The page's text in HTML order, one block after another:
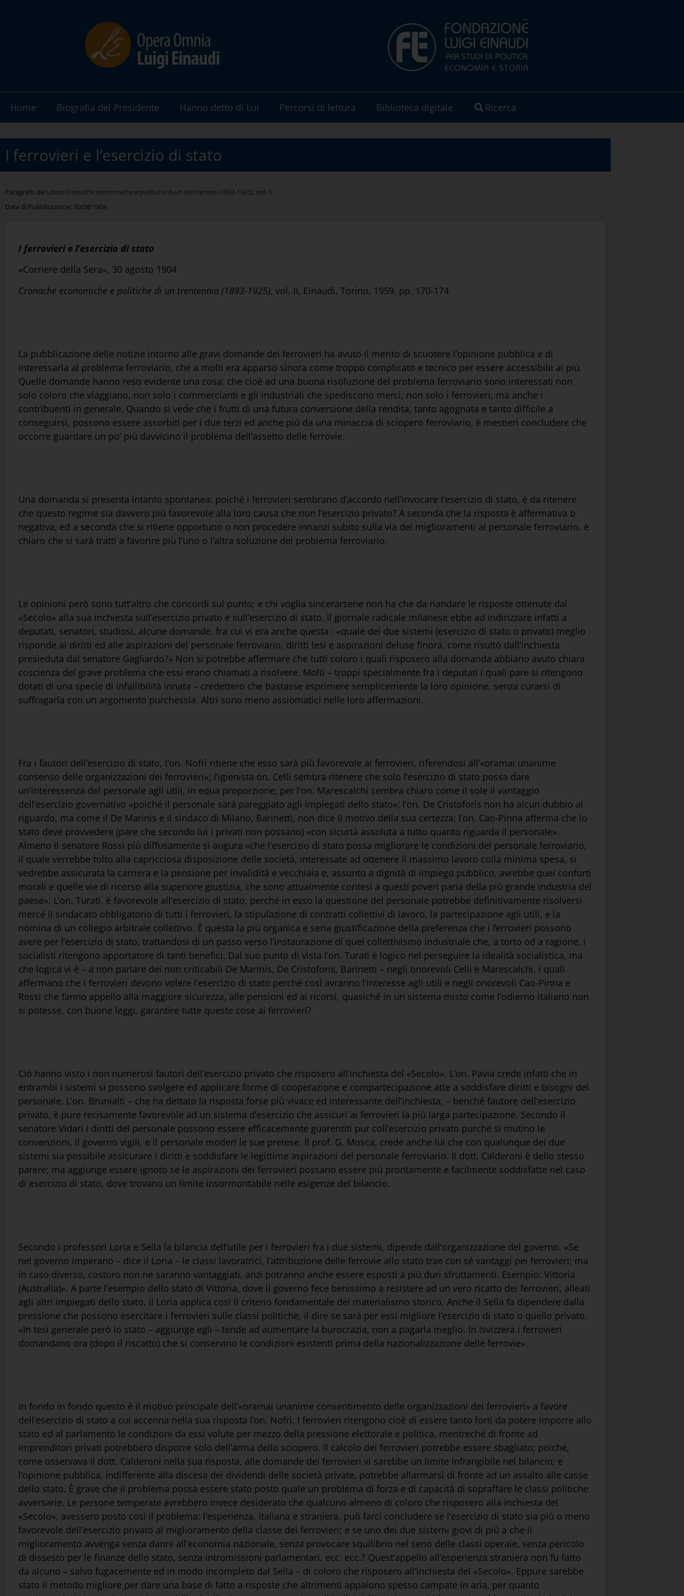
Home Biografia del Presidente Hanno detto di Lui Percorsi di lettura Biblioteca digitale Ricerca
I ferrovieri e l’esercizio di stato
Paragrafo del Libro: Cronache economiche e politiche di un trentennio (1893-1925), vol. II
Data di Pubblicazione: 30/08/1904
I ferrovieri e l’esercizio di stato
«Corriere della Sera», 30 agosto 1904
Cronache economiche e politiche di un trentennio (1893-1925), vol. II, Einaudi, Torino, 1959, pp. 170-174
La pubblicazione delle notizie intorno alle gravi domande dei ferrovieri ha avuto il merito di scuotere l’opinione pubblica e di
interessarla al problema ferroviario, che a molti era apparso sinora come troppo complicato e tecnico per essere accessibile ai più.
Quelle domande hanno reso evidente una cosa: che cioè ad una buona risoluzione del problema ferroviario sono interessati non
solo coloro che viaggiano, non solo i commercianti e gli industriali che spediscono merci, non solo i ferrovieri, ma anche i
contribuenti in generale. Quando si vede che i frutti di una futura conversione della rendita, tanto agognata e tanto difficile a
conseguirsi, possono essere assorbiti per i due terzi ed anche più da una minaccia di sciopero ferroviario, è mestieri concludere che
occorre guardare un po’ più davvicino il problema dell’assetto delle ferrovie.
Una domanda si presenta intanto spontanea: poiché i ferrovieri sembrano d’accordo nell’invocare l’esercizio di stato, è da ritenere
che questo regime sia davvero più favorevole alla loro causa che non l’esercizio privato? A seconda che la risposta è affermativa o
negativa, ed a seconda che si ritiene opportuno o non procedere innanzi subito sulla via dei miglioramenti al personale ferroviario, è
chiaro che si sarà tratti a favorire più l’uno o l’altra soluzione del problema ferroviario.
Le opinioni però sono tutt’altro che concordi sul punto; e chi voglia sincerarsene non ha che da riandare le risposte ottenute dal
«Secolo» alla sua inchiesta sull’esercizio privato e sull’esercizio di stato. Il giornale radicale milanese ebbe ad indirizzare infatti a
deputati, senatori, studiosi, alcune domande, fra cui vi era anche questa : «quale dei due sistemi (esercizio di stato o privato) meglio
risponde ai diritti ed alle aspirazioni del personale ferroviario, diritti lesi e aspirazioni deluse finora, come risultò dall’inchiesta
presieduta dal senatore Gagliardo?» Non si potrebbe affermare che tutti coloro i quali risposero alla domanda abbiano avuto chiara
coscienza del grave problema che essi erano chiamati a risolvere. Molti – troppi specialmente fra i deputati i quali pare si ritengono
dotati di una specie di infallibilità innata – credettero che bastasse esprimere semplicemente la loro opinione, senza curarsi di
suffragarla con un argomento purchessia. Altri sono meno assiomatici nelle loro affermazioni.
Fra i fautori dell’esercizio di stato, l’on. Nofri ritiene che esso sarà più favorevole ai ferrovieri, riferendosi all’«oramai unanime
consenso delle organizzazioni dei ferrovieri»; l’igienista on. Celli sembra ritenere che solo l’esercizio di stato possa dare
un’interessenza del personale agli utili, in equa proporzione; per l’on. Marescalchi sembra chiaro come il sole il vantaggio
dell’esercizio governativo «poiché il personale sarà pareggiato agli impiegati dello stato»; l’on. De Cristoforis non ha alcun dubbio al
riguardo, ma come il De Marinis e il sindaco di Milano, Barinetti, non dice il motivo della sua certezza; l’on. Cao-Pinna afferma che lo
stato deve provvedere (pare che secondo lui i privati non possano) «con sicurtà assoluta a tutto quanto riguarda il personale».
Almeno il senatore Rossi più diffusamente si augura «che l’esercizio di stato possa migliorare le condizioni del personale ferroviario,
il quale verrebbe tolto alla capricciosa disposizione delle società, interessate ad ottenere il massimo lavoro colla minima spesa, si
vedrebbe assicurata la carriera e la pensione per invalidità e vecchiaia e, assunto a dignità di impiego pubblico, avrebbe quei conforti
morali e quelle vie di ricorso alla superiore giustizia, che sono attualmente contesi a questi poveri paria della più grande industria del
paese». L’on. Turati, è favorevole all’esercizio di stato, perché in esso la questione del personale potrebbe definitivamente risolversi
mercé il sindacato obbligatorio di tutti i ferrovieri, la stipulazione di contratti collettivi di lavoro, la partecipazione agli utili, e la
nomina di un collegio arbitrale collettivo. È questa la più organica e seria giustificazione della preferenza che i ferrovieri possono
avere per l’esercizio di stato, trattandosi di un passo verso l’instaurazione di quel collettivismo industriale che, a torto od a ragione, i
socialisti ritengono apportatore di tanti benefici. Dal suo punto di vista l’on. Turati è logico nel perseguire la idealità socialistica, ma
che logica vi è – a non parlare dei non criticabili De Marinis, De Cristoforis, Barinetti – negli onorevoli Celli e Marescalchi, i quali
affermano che i ferrovieri devono volere l’esercizio di stato perché così avranno l’interesse agli utili e negli onorevoli Cao-Pinna e
Rossi che fanno appello alla maggiore sicurezza, alle pensioni ed ai ricorsi, quasiché in un sistema misto come l’odierno italiano non
si potesse, con buone leggi, garantire tutte queste cose ai ferrovieri?
Ciò hanno visto i non numerosi fautori dell’esercizio privato che risposero all’inchiesta del «Secolo». L’on. Pavia crede infatti che in
entrambi i sistemi si possono svolgere ed applicare forme di cooperazione e compartecipazione atte a soddisfare diritti e bisogni del
personale. L’on. Brunialti – che ha dettato la risposta forse più vivace ed interessante dell’inchiesta, – benché fautore dell’esercizio
privato, è pure recisamente favorevole ad un sistema d’esercizio che assicuri ai ferrovieri la più larga partecipazione. Secondo il
senatore Vidari i diritti del personale possono essere efficacemente guarentiti pur coll’esercizio privato purché si mutino le
convenzioni, il governo vigili, e il personale moderi le sue pretese. Il prof. G. Mosca, crede anche lui che con qualunque dei due
sistemi sia possibile assicurare i diritti e soddisfare le legittime aspirazioni del personale ferroviario. Il dott. Calderoni è dello stesso
parere; ma aggiunge essere ignoto se le aspirazioni dei ferrovieri possano essere più prontamente e facilmente soddisfatte nel caso
di esercizio di stato, dove trovano un limite insormontabile nelle esigenze del bilancio.
Secondo i professori Loria e Sella la bilancia dell’utile per i ferrovieri fra i due sistemi, dipende dall’organizzazione del governo. «Se
nel governo imperano – dice il Loria – le classi lavoratrici, l’attribuzione delle ferrovie allo stato trae con sé vantaggi pei ferrovieri; ma
in caso diverso, costoro non ne saranno vantaggiati, anzi potranno anche essere esposti a più duri sfruttamenti. Esempio: Vittoria
(Australia)». A parte l’esempio dello stato di Vittoria, dove il governo fece benissimo a resistere ad un vero ricatto dei ferrovieri, alleati
agli altri impiegati dello stato, il Loria applica così il criterio fondamentale del materialismo storico. Anche il Sella fa dipendere dalla
pressione che possono esercitare i ferrovieri sulle classi politiche, il dire se sarà per essi migliore l’esercizio di stato o quello privato.
«In tesi generale però lo stato – aggiunge egli – tende ad aumentare la burocrazia, non a pagarla meglio. In Isvizzera i ferrovieri
domandano ora (dopo il riscatto) che si conservino le condizioni esistenti prima della nazionalizzazione delle ferrovie».
In fondo in fondo questo è il motivo principale dell’«oramai unanime consentimento delle organizzazioni dei ferrovieri» a favore
dell’esercizio di stato a cui accenna nella sua risposta l’on. Nofri. I ferrovieri ritengono cioè di essere tanto forti da potere imporre allo
stato ed al parlamento le condizioni da essi volute per mezzo della pressione elettorale e politica, mentreché di fronte ad
imprenditori privati potrebbero disporre solo dell’arma dello sciopero. Il calcolo dei ferrovieri potrebbe essere sbagliato; poiché,
come osservava il dott. Calderoni nella sua risposta, alle domande dei ferrovieri vi sarebbe un limite infrangibile nel bilancio; e
l’opinione pubblica, indifferente alla discesa dei dividendi delle società private, potrebbe allarmarsi di fronte ad un assalto alle casse
dello stato. È grave che il problema possa essere stato posto quale un problema di forza e di capacità di sopraffare le classi politiche
avversarie. Le persone temperate avrebbero invece desiderato che qualcuno almeno di coloro che risposero alla inchiesta del
«Secolo», avessero posto così il problema: l’esperienza, italiana e straniera, può farci concludere se l’esercizio di stato sia più o meno
favorevole dell’esercizio privato al miglioramento della classe dei ferrovieri; e se uno dei due sistemi giovi di più a che il
miglioramento avvenga senza danni all’economia nazionale, senza provocare squilibrio nel seno delle classi operaie, senza pericolo
di dissesto per le finanze dello stato, senza intromissioni parlamentari, ecc. ecc.? Quest’appello all’esperienza straniera non fu fatto
da alcuno – salvo fugacemente ed in modo incompleto dal Sella – di coloro che risposero all’inchiesta del «Secolo». Eppure sarebbe
stato il metodo migliore per dare una base di fatto a risposte che altrimenti appaiono spesso campate in aria, per quanto